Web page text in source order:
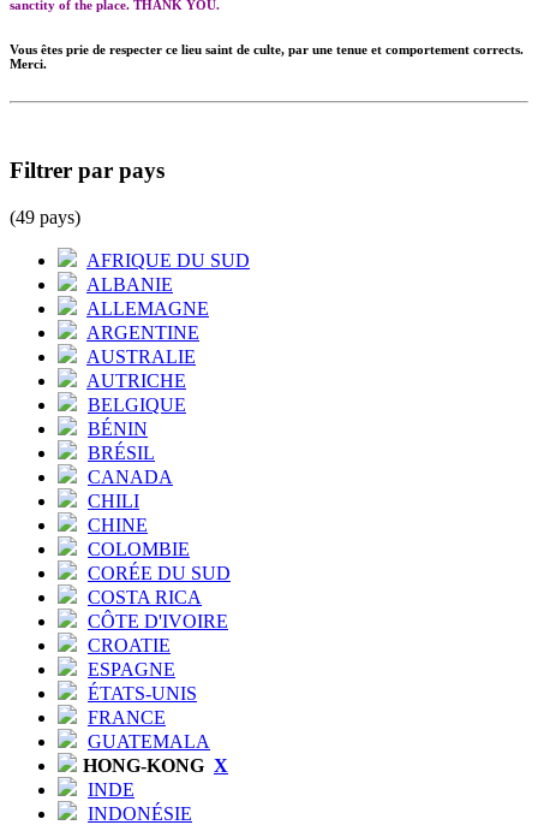
sanctity of the place. THANK YOU.
Vous êtes prie de respecter ce lieu saint de culte, par une tenue et comportement corrects.
Merci.
Filtrer par pays
(49 pays)
AFRIQUE DU SUD
ALBANIE
ALLEMAGNE
ARGENTINE
AUSTRALIE
AUTRICHE
BELGIQUE
BÉNIN
BRÉSIL
CANADA
CHILI
CHINE
COLOMBIE
CORÉE DU SUD
COSTA RICA
CÔTE D'IVOIRE
CROATIE
ESPAGNE
ÉTATS-UNIS
FRANCE
GUATEMALA
HONG-KONG X
INDE
INDONÉSIE